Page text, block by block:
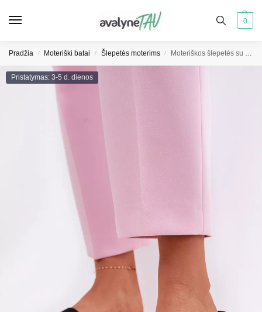
0
Pradžia / Moteriški batai / Šlepetės moterims / Moteriškos šlepetės su dirželiu ir sagtimi Zilina juodos spalvos
Pristatymas: 3-5 d. dienos